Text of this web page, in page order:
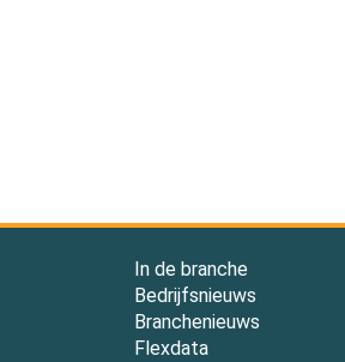
In de branche
Bedrijfsnieuws
Branchenieuws
Flexdata